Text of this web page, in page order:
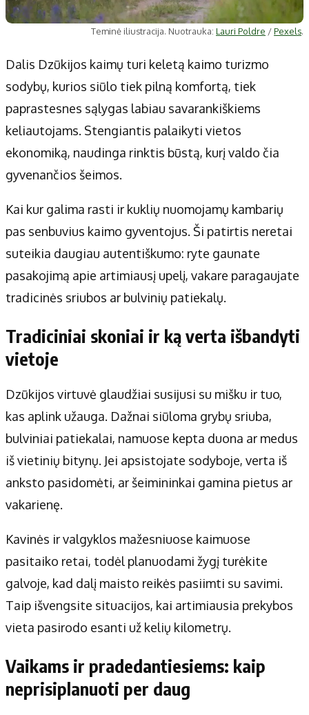
Teminė iliustracija. Nuotrauka: Lauri Poldre /Pexels.
Dalis Dzūkijos kaimų turi keletą kaimo turizmo
sodybų, kurios siūlo tiek pilną komfortą, tiek
paprastesnes sąlygas labiau savarankiškiems
keliautojams. Stengiantis palaikyti vietos
ekonomiką, naudinga rinktis būstą, kurį valdo čia
gyvenančios šeimos.
Kai kur galima rasti ir kuklių nuomojamų kambarių
pas senbuvius kaimo gyventojus. Ši patirtis neretai
suteikia daugiau autentiškumo: ryte gaunate
pasakojimą apie artimiausį upelį, vakare paragaujate
tradicinės sriubos ar bulvinių patiekalų.
Tradiciniai skoniai ir ką verta išbandyti
vietoje
Dzūkijos virtuvė glaudžiai susijusi su mišku ir tuo,
kas aplink užauga. Dažnai siūloma grybų sriuba,
bulviniai patiekalai, namuose kepta duona ar medus
iš vietinių bitynų. Jei apsistojate sodyboje, verta iš
anksto pasidomėti, ar šeimininkai gamina pietus ar
vakarienę.
Kavinės ir valgyklos mažesniuose kaimuose
pasitaiko retai, todėl planuodami žygį turėkite
galvoje, kad dalį maisto reikės pasiimti su savimi.
Taip išvengsite situacijos, kai artimiausia prekybos
vieta pasirodo esanti už kelių kilometrų.
Vaikams ir pradedantiesiems: kaip
neprisiplanuoti per daug